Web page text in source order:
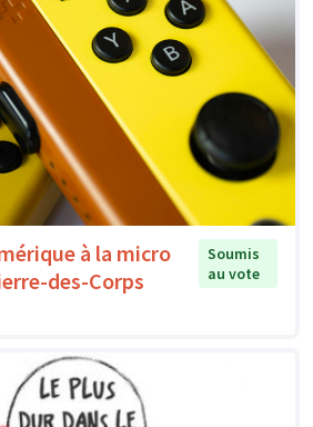
à la micro
des-Corps
Soumis
au vote